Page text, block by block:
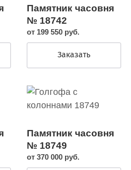
Памятник часовня
№ 18742
от 199 550 руб.
Заказать
Памятник часовня
№ 18749
от 370 000 руб.